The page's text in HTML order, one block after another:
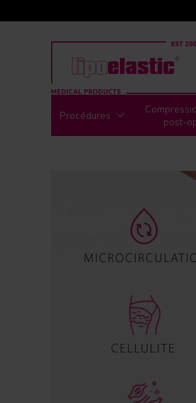
Procédures
post-